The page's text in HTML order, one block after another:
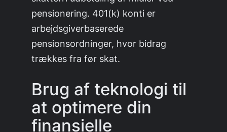
pensionering. 401(k) konti er
arbejdsgiverbaserede
pensionsordninger, hvor bidrag
trækkes fra før skat.
Brug af teknologi til
at optimere din
finansielle